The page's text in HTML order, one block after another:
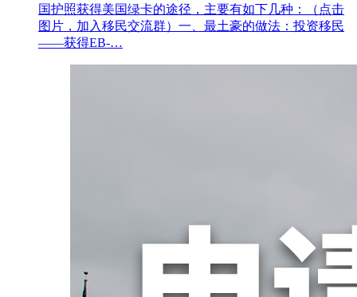
国护照获得美国绿卡的途径，主要有如下几种：（点击
图片，加入移民交流群）一、最土豪的做法：投资移民
——获得EB-…